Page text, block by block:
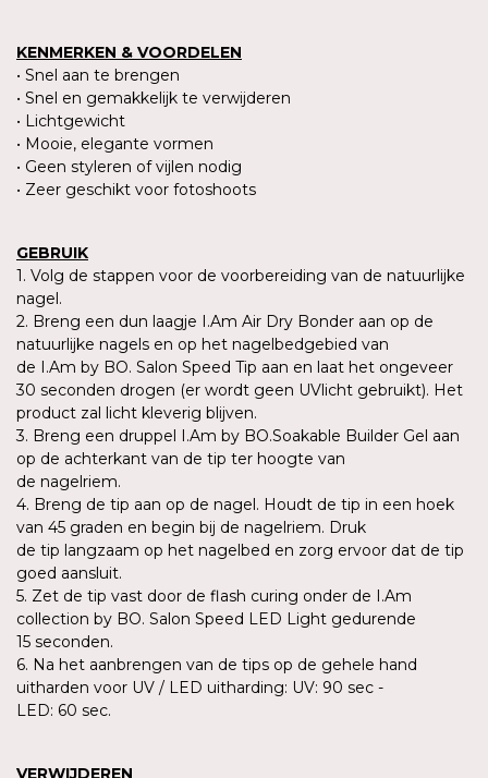
KENMERKEN & VOORDELEN
• Snel aan te brengen
• Snel en gemakkelijk te verwijderen
• Lichtgewicht
• Mooie, elegante vormen
• Geen styleren of vijlen nodig
• Zeer geschikt voor fotoshoots
GEBRUIK
1. Volg de stappen voor de voorbereiding van de natuurlijke
nagel.
2. Breng een dun laagje I.Am Air Dry Bonder aan op de
natuurlijke nagels en op het nagelbedgebied van
de I.Am by BO. Salon Speed Tip aan en laat het ongeveer
30 seconden drogen (er wordt geen UVlicht gebruikt). Het
product zal licht kleverig blijven.
3. Breng een druppel I.Am by BO.Soakable Builder Gel aan
op de achterkant van de tip ter hoogte van
de nagelriem.
4. Breng de tip aan op de nagel. Houdt de tip in een hoek
van 45 graden en begin bij de nagelriem. Druk
de tip langzaam op het nagelbed en zorg ervoor dat de tip
goed aansluit.
5. Zet de tip vast door de flash curing onder de I.Am
collection by BO. Salon Speed LED Light gedurende
15 seconden.
6. Na het aanbrengen van de tips op de gehele hand
uitharden voor UV / LED uitharding: UV: 90 sec -
LED: 60 sec.
VERWIJDEREN